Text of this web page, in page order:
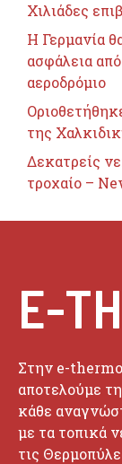
Χιλιάδες
Η Γερμανία
ασφάλεια
αεροδρόμιο
της
Δεκατρείς
τροχαίο –
E-
Στην e-
αποτελούμε
κάθε
με τα τοπικά
τις